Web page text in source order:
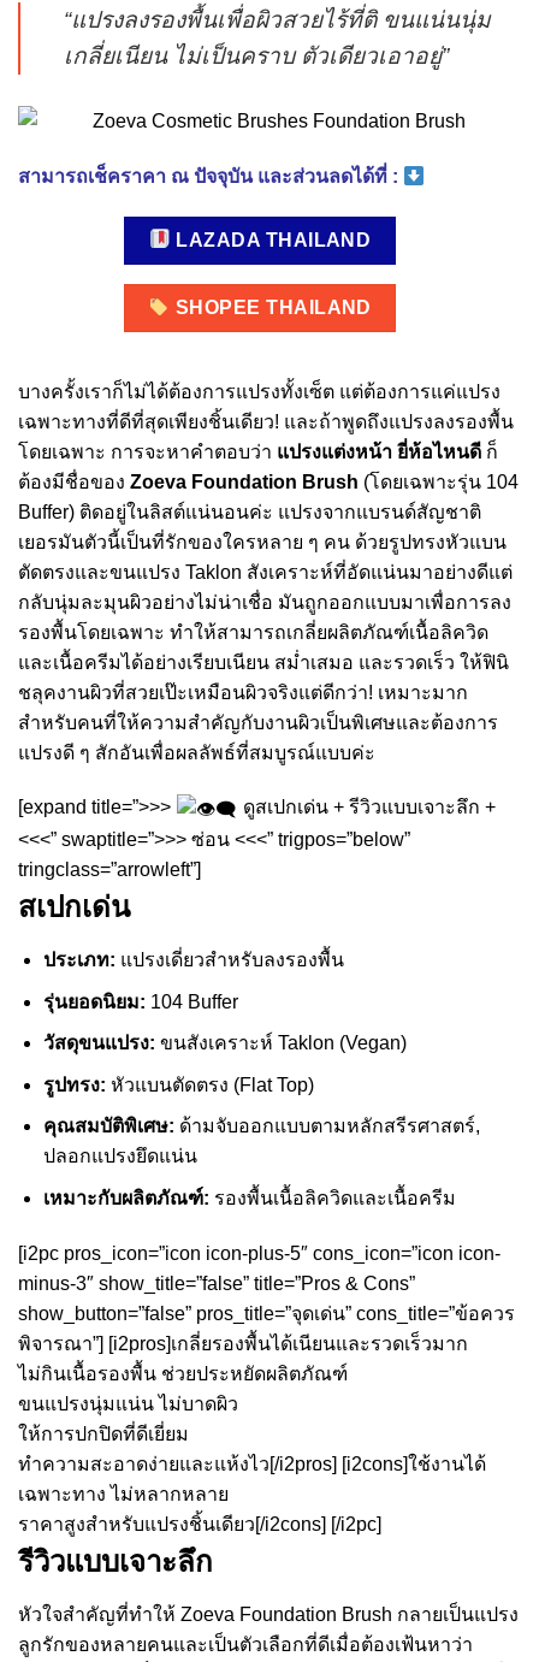
“แปรงลงรองพื้นเพื่อผิวสวยไร้ที่ติ ขนแน่นนุ่ม
เกลี่ยเนียน ไม่เป็นคราบ ตัวเดียวเอาอยู่”
สามารถเช็คราคา ณ ปัจจุบัน และส่วนลดได้ที่ :
LAZADA THAILAND
SHOPEE THAILAND
บางครั้งเราก็ไม่ได้ต้องการแปรงทั้งเซ็ต แต่ต้องการแค่แปรง
เฉพาะทางที่ดีที่สุดเพียงชิ้นเดียว! และถ้าพูดถึงแปรงลงรองพื้น
โดยเฉพาะ การจะหาคำตอบว่า แปรงแต่งหน้า ยี่ห้อไหนดี ก็
ต้องมีชื่อของ Zoeva Foundation Brush (โดยเฉพาะรุ่น 104
Buffer) ติดอยู่ในลิสต์แน่นอนค่ะ แปรงจากแบรนด์สัญชาติ
เยอรมันตัวนี้เป็นที่รักของใครหลาย ๆ คน ด้วยรูปทรงหัวแบน
ตัดตรงและขนแปรง Taklon สังเคราะห์ที่อัดแน่นมาอย่างดีแต่
กลับนุ่มละมุนผิวอย่างไม่น่าเชื่อ มันถูกออกแบบมาเพื่อการลง
รองพื้นโดยเฉพาะ ทำให้สามารถเกลี่ยผลิตภัณฑ์เนื้อลิควิด
และเนื้อครีมได้อย่างเรียบเนียน สม่ำเสมอ และรวดเร็ว ให้ฟินิ
ชลุคงานผิวที่สวยเป๊ะเหมือนผิวจริงแต่ดีกว่า! เหมาะมาก
สำหรับคนที่ให้ความสำคัญกับงานผิวเป็นพิเศษและต้องการ
แปรงดี ๆ สักอันเพื่อผลลัพธ์ที่สมบูรณ์แบบค่ะ
[expand title=”>>>
ดูสเปกเด่น + รีวิวแบบเจาะลึก +
<<<” swaptitle=”>>> ซ่อน <<<” trigpos=”below”
tringclass=”arrowleft”]
สเปกเด่น
ประเภท: แปรงเดี่ยวสำหรับลงรองพื้น
รุ่นยอดนิยม: 104 Buffer
วัสดุขนแปรง: ขนสังเคราะห์ Taklon (Vegan)
รูปทรง: หัวแบนตัดตรง (Flat Top)
คุณสมบัติพิเศษ: ด้ามจับออกแบบตามหลักสรีรศาสตร์,
ปลอกแปรงยึดแน่น
เหมาะกับผลิตภัณฑ์: รองพื้นเนื้อลิควิดและเนื้อครีม
[i2pc pros_icon=”icon icon-plus-5″ cons_icon=”icon icon-
minus-3″ show_title=”false” title=”Pros & Cons”
show_button=”false” pros_title=”จุดเด่น” cons_title=”ข้อควร
พิจารณา”] [i2pros]เกลี่ยรองพื้นได้เนียนและรวดเร็วมาก
ไม่กินเนื้อรองพื้น ช่วยประหยัดผลิตภัณฑ์
ขนแปรงนุ่มแน่น ไม่บาดผิว
ให้การปกปิดที่ดีเยี่ยม
ทำความสะอาดง่ายและแห้งไว[/i2pros] [i2cons]ใช้งานได้
เฉพาะทาง ไม่หลากหลาย
ราคาสูงสำหรับแปรงชิ้นเดียว[/i2cons] [/i2pc]
รีวิวแบบเจาะลึก
หัวใจสำคัญที่ทำให้ Zoeva Foundation Brush กลายเป็นแปรง
ลูกรักของหลายคนและเป็นตัวเลือกที่ดีเมื่อต้องเฟ้นหาว่า